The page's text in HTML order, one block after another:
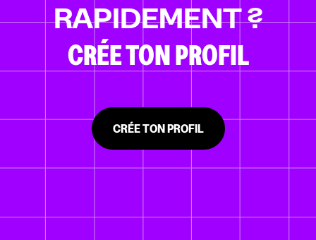
RAPIDEMENT ?
CRÉE TON PROFIL
CRÉE TON PROFIL